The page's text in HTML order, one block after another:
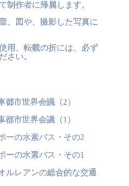
制作者に帰属します。
、図や、撮影した写真に
用、転載の折には、必ず
さい。
市世界会議（2）
市世界会議（1）
ーの水素バス・その2
ーの水素バス・その1
ルレアンの総合的な交通